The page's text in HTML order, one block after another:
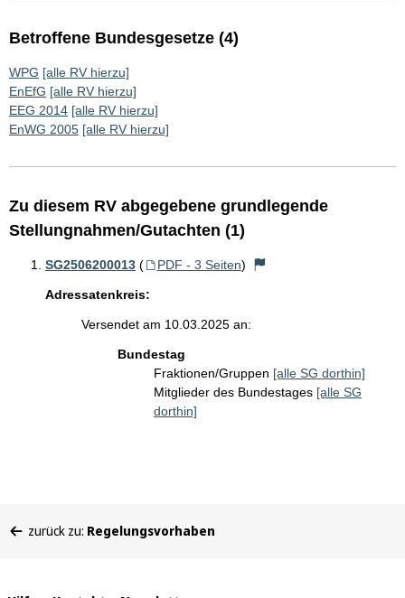
Betroffene Bundesgesetze (4)
WPG [alle RV hierzu]
EnEfG [alle RV hierzu]
EEG 2014 [alle RV hierzu]
EnWG 2005 [alle RV hierzu]
Zu diesem RV abgegebene grundlegende
Stellungnahmen/Gutachten (1)
SG2506200013 ( PDF - 3 Seiten)
Adressatenkreis:
Versendet am 10.03.2025 an:
Bundestag
Fraktionen/Gruppen [alle SG dorthin]
Mitglieder des Bundestages [alle SG
dorthin]
befinden
zurück zu: Regelungsvorhaben